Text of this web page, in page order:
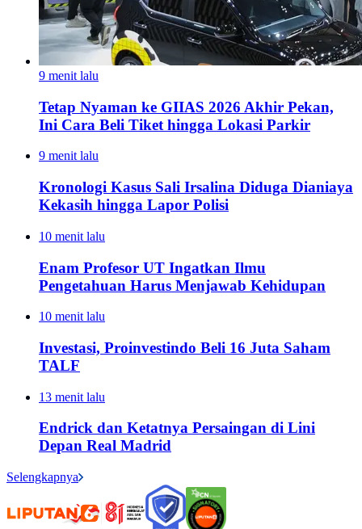
9 menit lalu
Tetap Nyaman ke GIIAS 2026 Akhir Pekan,
Ini Cara Beli Tiket hingga Lokasi Parkir
9 menit lalu
Kronologi Kasus Sali Irsalina Diduga Dianiaya
Kekasih hingga Lapor Polisi
10 menit lalu
Enam Profesor UT Ingatkan Ilmu
Pengetahuan Harus Menjawab Kehidupan
10 menit lalu
Investasi, Proinvestindo Beli 16 Juta Saham
TALF
13 menit lalu
Endrick dan Ketatnya Persaingan di Lini
Depan Real Madrid
Selengkapnya